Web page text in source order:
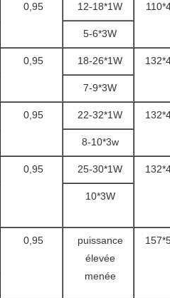
0,95 12-18*1W
5-6*3W
0,95 18-26*1W
7-9*3W
0,95 22-32*1W
8-10*3w
0,95 25-30*1W
10*3W
0,95
puissance
élevée
menée